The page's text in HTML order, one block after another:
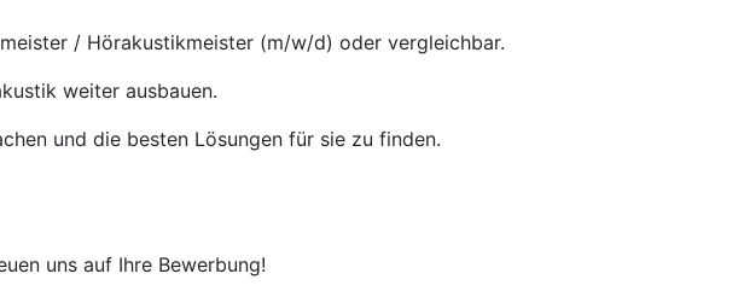
/ Hörakustikmeister (m/w/d) oder vergleichbar.
weiter ausbauen.
und die besten Lösungen für sie zu finden.
uns auf Ihre Bewerbung!